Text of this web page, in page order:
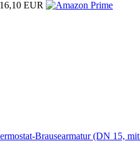
EUR
Brausearmatur (DN 15,